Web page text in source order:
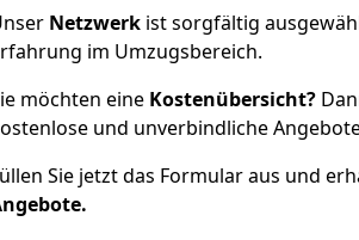
Netzwerk ist sorgfältig
im Umzugsbereich.
möchten eine Kostenübersicht?
und unverbindliche
Sie jetzt das Formular aus und